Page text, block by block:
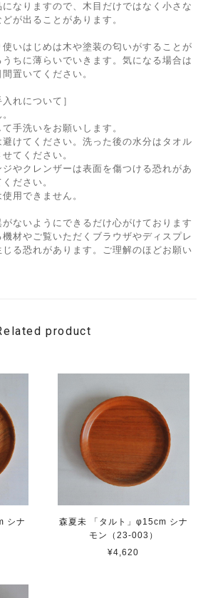
なりますので、木目だけではなく小さな
が出ることがあります。
いはじめは木や塗装の匂いがすることが
ちに薄らいでいきます。気になる場合は
置いてください。
れについて］
手洗いをお願いします。
けてください。洗った後の水分はタオル
てください。
やクレンザーは表面を傷つける恐れがあ
ださい。
用できません。
ないようにできるだけ心がけております
材やご覧いただくブラウザやディスプレ
る恐れがあります。ご理解のほどお願い
product
シナ
森夏未 「タルト」φ15cm シナ
モン（23-003）
¥4,620